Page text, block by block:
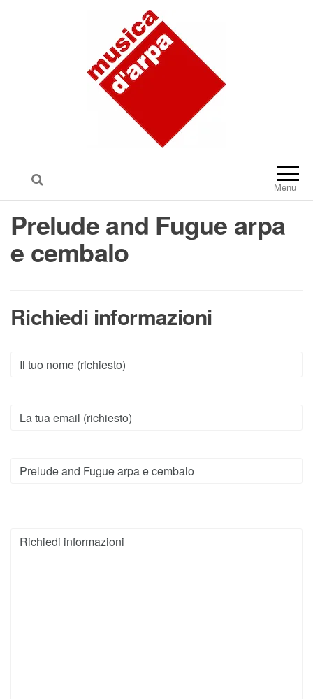
Menu
Prelude and Fugue arpa
e cembalo
Richiedi informazioni